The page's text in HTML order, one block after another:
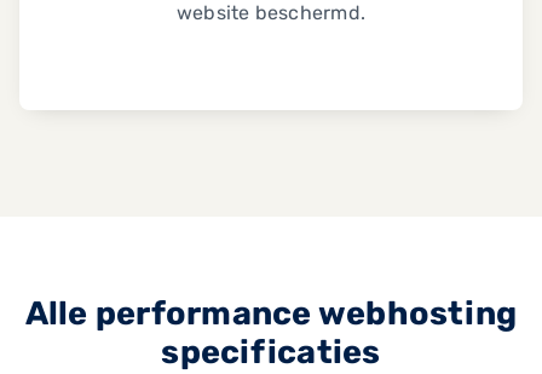
website beschermd.
Alle performance webhosting
specificaties